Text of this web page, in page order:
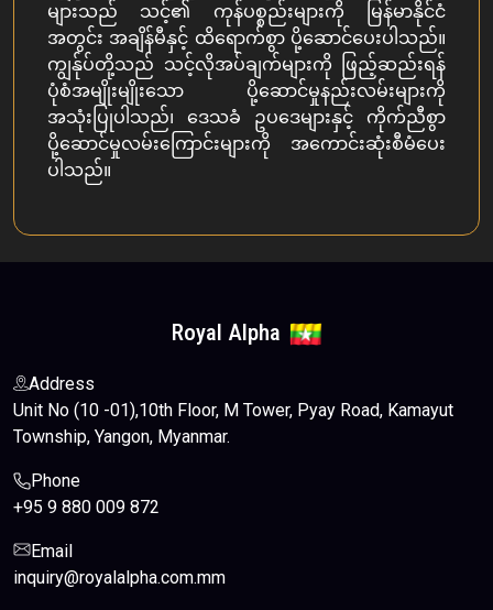
များသည် သင့်၏ ကုန်ပစ္စည်းများကို မြန်မာနိုင်ငံ
အတွင်း အချိန်မီနှင့် ထိရောက်စွာ ပို့ဆောင်ပေးပါသည်။
ကျွန်ုပ်တို့သည် သင့်လိုအပ်ချက်များကို ဖြည့်ဆည်းရန်
ပုံစံအမျိုးမျိုးသော ပို့ဆောင်မှုနည်းလမ်းများကို
အသုံးပြုပါသည်၊ ဒေသခံ ဥပဒေများနှင့် ကိုက်ညီစွာ
ပို့ဆောင်မှုလမ်းကြောင်းများကို အကောင်းဆုံးစီမံပေး
ပါသည်။
Royal Alpha
Address
Unit No (10 -01),10th Floor, M Tower, Pyay Road, Kamayut
Township, Yangon, Myanmar.
Phone
+95 9 880 009 872
Email
inquiry@royalalpha.com.mm